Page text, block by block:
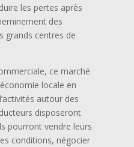
les pertes après
des
grands centres de
ce marché
locale en
autour des
disposeront
pourront vendre leurs
conditions, négocier